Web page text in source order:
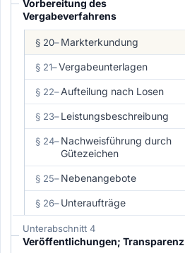
Vorbereitung des
Vergabeverfahrens
§ 20–Markterkundung
§ 21–Vergabeunterlagen
§ 22–Aufteilung nach Losen
§ 23–Leistungsbeschreibung
§ 24–Nachweisführung durch
Gütezeichen
§ 25–Nebenangebote
§ 26–Unteraufträge
Unterabschnitt 4
Veröffentlichungen; Transparenz